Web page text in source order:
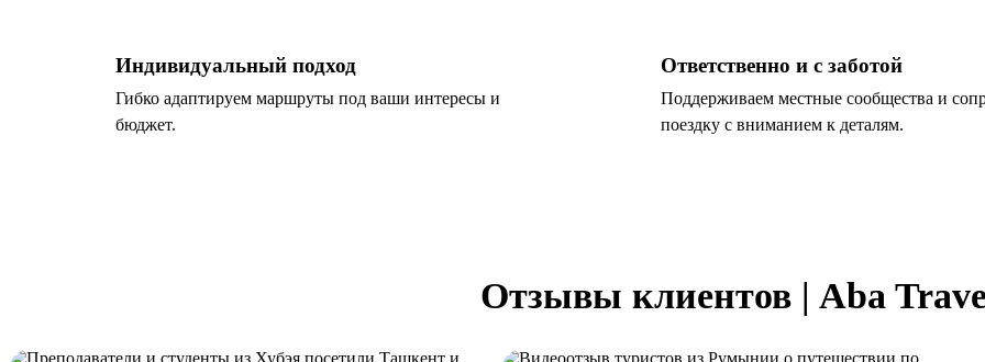
Индивидуальный подход
Гибко адаптируем маршруты под ваши интересы и
бюджет.
Ответственно и с заботой
Поддерживаем местные сообщества и
поездку с вниманием к деталям.
Отзывы клиентов | Aba